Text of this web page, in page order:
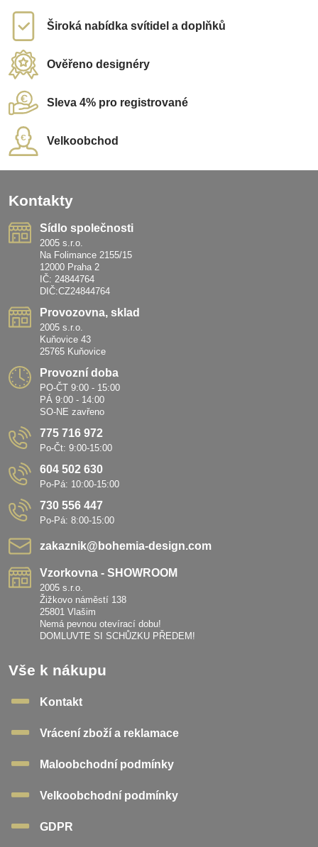
Široká nabídka svítidel a doplňků
Ověřeno designéry
Sleva 4% pro registrované
Velkoobchod
Kontakty
Sídlo společnosti
2005 s.r.o.
Na Folimance 2155/15
12000 Praha 2
IČ: 24844764
DIČ:CZ24844764
Provozovna, sklad
2005 s.r.o.
Kuňovice 43
25765 Kuňovice
Provozní doba
PO-ČT 9:00 - 15:00
PÁ 9:00 - 14:00
SO-NE zavřeno
775 716 972
Po-Čt: 9:00-15:00
604 502 630
Po-Pá: 10:00-15:00
730 556 447
Po-Pá: 8:00-15:00
zakaznik​@bohemia-design​.com
Vzorkovna - SHOWROOM
2005 s.r.o.
Žižkovo náměstí 138
25801 Vlašim
Nemá pevnou otevírací dobu!
DOMLUVTE SI SCHŮZKU PŘEDEM!
Vše k nákupu
Kontakt
Vrácení zboží a reklamace
Maloobchodní podmínky
Velkoobchodní podmínky
GDPR